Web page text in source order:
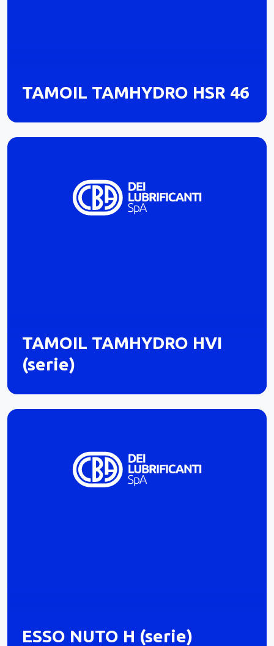
TAMOIL TAMHYDRO HSR 46
TAMOIL TAMHYDRO HVI
(serie)
ESSO NUTO H (serie)